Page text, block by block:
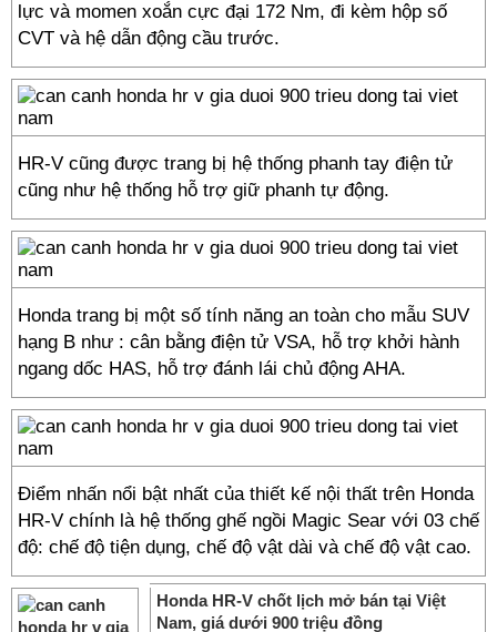
lực và momen xoắn cực đại 172 Nm, đi kèm hộp số
CVT và hệ dẫn động cầu trước.
HR-V cũng được trang bị hệ thống phanh tay điện tử
cũng như hệ thống hỗ trợ giữ phanh tự động.
Honda trang bị một số tính năng an toàn cho mẫu SUV
hạng B như : cân bằng điện tử VSA, hỗ trợ khởi hành
ngang dốc HAS, hỗ trợ đánh lái chủ động AHA.
Điểm nhấn nổi bật nhất của thiết kế nội thất trên Honda
HR-V chính là hệ thống ghế ngồi Magic Sear với 03 chế
độ: chế độ tiện dụng, chế độ vật dài và chế độ vật cao.
Honda HR-V chốt lịch mở bán tại Việt
Nam, giá dưới 900 triệu đồng